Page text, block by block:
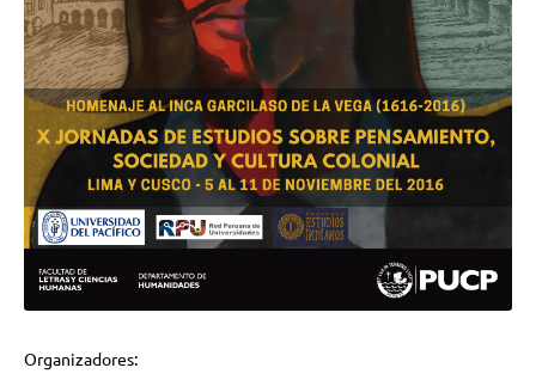
Organizadores: